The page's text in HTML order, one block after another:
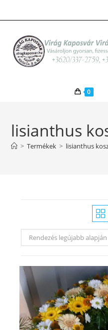
to
0
lisianthus
> Termékek > lisianthus
Rendezés legújabb alapján